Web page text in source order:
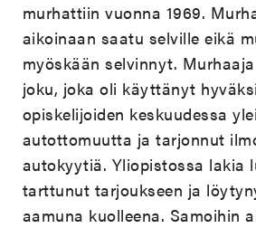
murhattiin vuonna 1969.
aikoinaan saatu selville eikä
myöskään selvinnyt.
joku, joka oli käyttänyt
opiskelijoiden keskuudessa
autottomuutta ja tarjonnut
autokyytiä. Yliopistossa lakia
tarttunut tarjoukseen ja
aamuna kuolleena. Samoihin